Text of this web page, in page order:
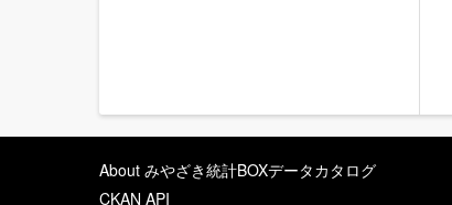
About みやざき統計BOXデータカタログ
CKAN API